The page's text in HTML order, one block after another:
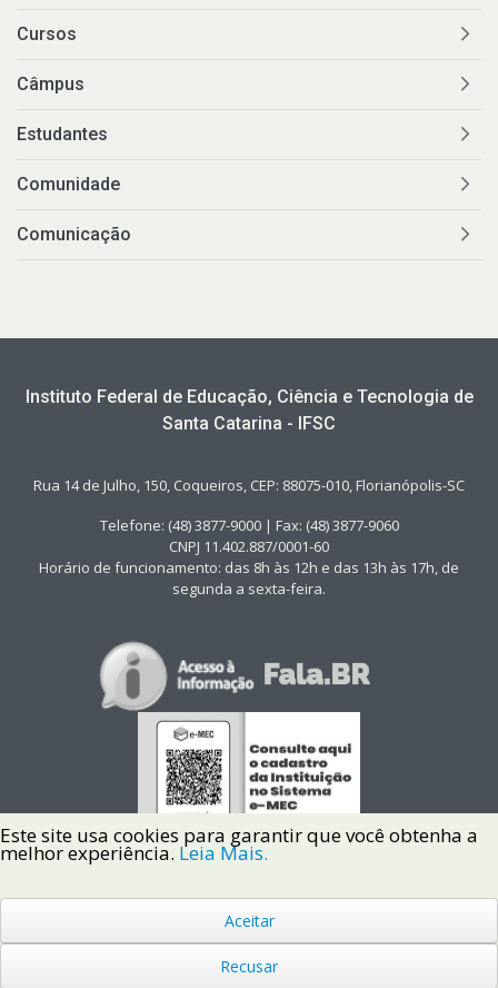
Cursos
Câmpus
Estudantes
Comunidade
Comunicação
Instituto Federal de Educação, Ciência e Tecnologia de
Santa Catarina - IFSC
Rua 14 de Julho, 150, Coqueiros, CEP: 88075-010, Florianópolis-SC
Telefone: (48) 3877-9000 | Fax: (48) 3877-9060
CNPJ 11.402.887/0001-60
Horário de funcionamento: das 8h às 12h e das 13h às 17h, de
segunda a sexta-feira.
Copyright © 2022 Instituto Federal de Santa Catarina IFSC
Todos os Direitos Reservados.
Este site usa cookies para garantir que você obtenha a
melhor experiência. Leia Mais.
Aceitar
Recusar